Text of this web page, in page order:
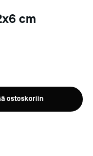
cm
ostoskoriin